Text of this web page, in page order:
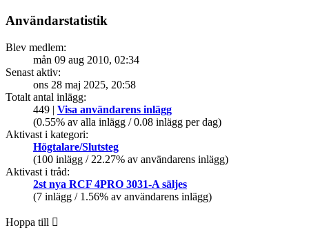
Användarstatistik
Blev medlem:
mån 09 aug 2010, 02:34
Senast aktiv:
ons 28 maj 2025, 20:58
Totalt antal inlägg:
449 | Visa användarens inlägg
(0.55% av alla inlägg / 0.08 inlägg per dag)
Aktivast i kategori:
Högtalare/Slutsteg
(100 inlägg / 22.27% av användarens inlägg)
Aktivast i tråd:
2st nya RCF 4PRO 3031-A säljes
(7 inlägg / 1.56% av användarens inlägg)
Hoppa till